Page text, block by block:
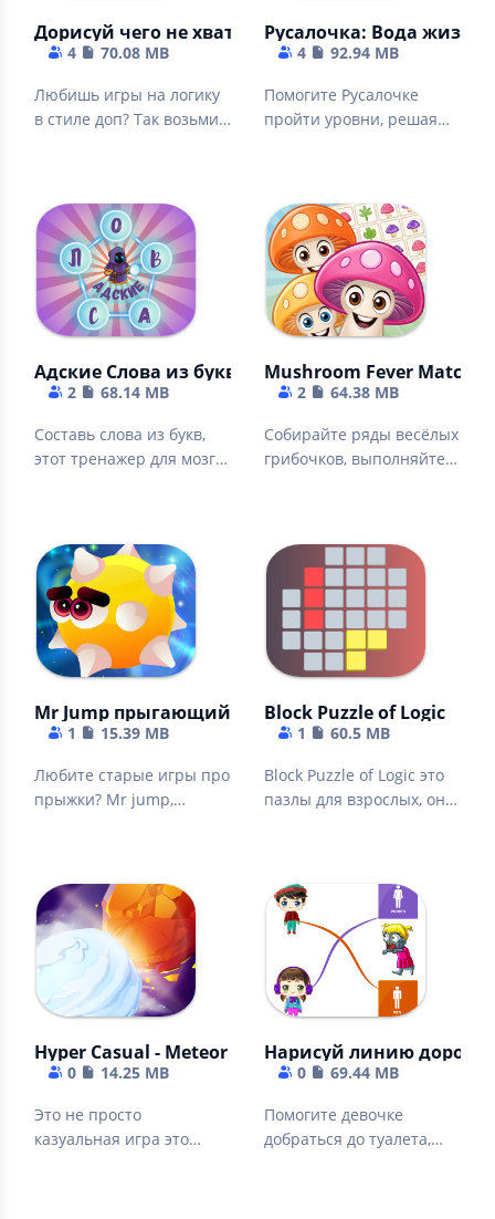
Дорисуй чего не хватает
4
70.08 MB
Любишь игры на логику
в стиле доп? Так возьми
Русалочка: Вода жизни
4
92.94 MB
Помогите Русалочке
пройти уровни, решая
Адские Слова из букв
2
68.14 MB
Составь слова из букв,
этот тренажер для мозга
Mushroom Fever Match 3
2
64.38 MB
Собирайте ряды весёлых
грибочков, выполняйте
Mr Jump прыгающий мяч offline
1
15.39 MB
Любите старые игры про
прыжки? Mr jump,
Block Puzzle of Logic
1
60.5 MB
Block Puzzle of Logic это
пазлы для взрослых, они
Hyper Casual - Meteor vs Saw
0
14.25 MB
Это не просто
казуальная игра это
Нарисуй линию дороги
0
69.44 MB
Помогите девочке
добраться до туалета,